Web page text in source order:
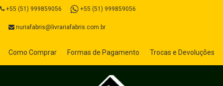
+55 (51) 999859056 +55 (51) 999859056
nuriafabris@livrariafabris.com.br
Como Comprar Formas de Pagamento Trocas e Devoluções